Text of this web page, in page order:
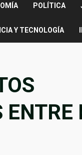
POLÍTICA
Y TECNOLOGÍA